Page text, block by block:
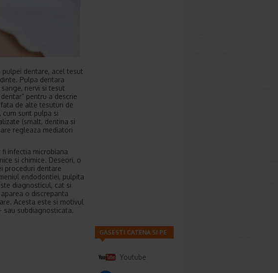
dentare, acel tesut
Pulpa dentara
nervi si tesut
pentru a descrie
de alte tesuturi de
cum sunt pulpa si
(smalt, dentina si
regleaza mediatori
infectia microbiana
si chimice. Deseori, o
proceduri dentare
endodontiei, pulpita
diagnosticul, cat si
o discrepanta
Acesta este si motivul
sau subdiagnosticata.
GASESTI CATENA SI PE
Youtube